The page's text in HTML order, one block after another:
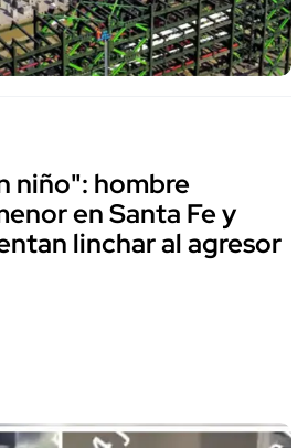
niño": hombre
en Santa Fe y
linchar al agresor